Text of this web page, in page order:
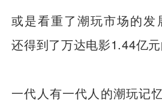
或是看重了潮玩市场的发
还得到了万达电影1.44亿元
一代人有一代人的潮玩记